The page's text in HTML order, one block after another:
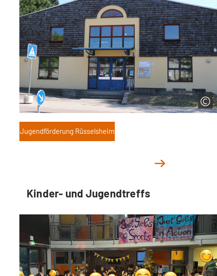
Jugendförderung Rüsselsheim
Kinder- und Jugendtreffs